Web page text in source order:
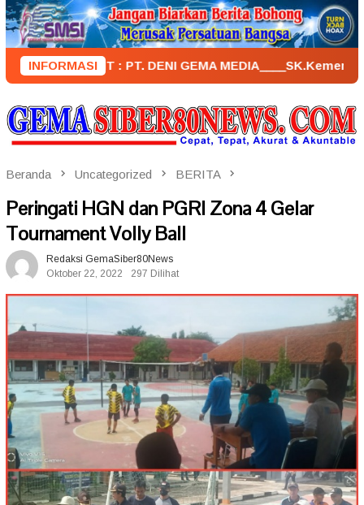
Loncat
ke
konten
INFORMASI: PT. DENI GEMA MEDIA____SK.KemenkumHam :
Beranda Uncategorized BERITA
Peringati HGN dan PGRI Zona 4 Gelar
Tournament Volly Ball
Redaksi GemaSiber80News
Oktober 22, 2022
297 Dilihat